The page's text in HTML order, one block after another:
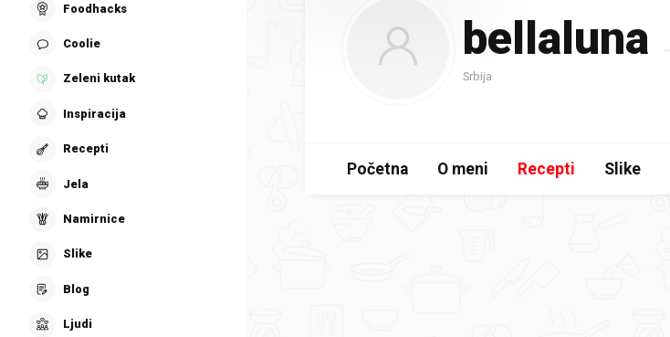
Foodhacks
Coolie
Zeleni kutak
Inspiracija
Recepti
Jela
Namirnice
Slike
Blog
Ljudi
bellaluna
Srbija
Početna O meni Recepti Slike